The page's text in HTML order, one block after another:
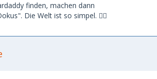
finden, machen dann
Die Welt ist so simpel. 🤷‍♂️